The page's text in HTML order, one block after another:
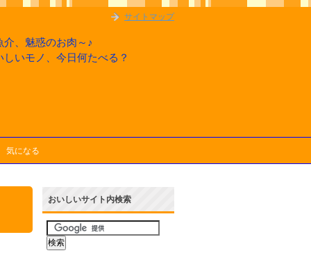
、魅惑のお肉～♪
いモノ、今日何たべる？
気になる
おいしいサイト内検索
サイトマップ